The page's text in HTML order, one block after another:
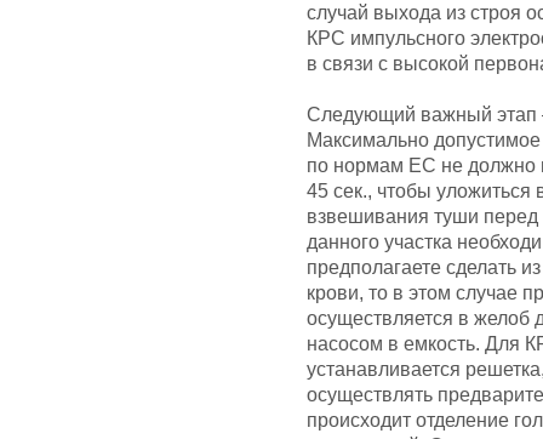
случай выхода из строя
КРС импульсного
в связи с высокой
Следующий важный
Максимально
по нормам ЕС не должно
45 сек., чтобы
взвешивания туши
данного участка
предполагаете сделать
крови, то в этом случае
осуществляется в желоб
насосом в емкость. Для
устанавливается
осуществлять
происходит отделение